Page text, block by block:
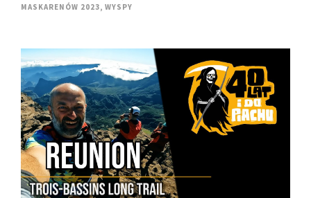
MASKARENÓW 2023, WYSPY